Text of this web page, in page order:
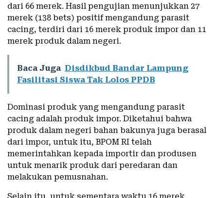
dari 66 merek. Hasil pengujian menunjukkan 27
merek (138 bets) positif mengandung parasit
cacing, terdiri dari 16 merek produk impor dan 11
merek produk dalam negeri.
Baca Juga Disdikbud Bandar Lampung
Fasilitasi Siswa Tak Lolos PPDB
Dominasi produk yang mengandung parasit
cacing adalah produk impor. Diketahui bahwa
produk dalam negeri bahan bakunya juga berasal
dari impor, untuk itu, BPOM RI telah
memerintahkan kepada importir dan produsen
untuk menarik produk dari peredaran dan
melakukan pemusnahan.